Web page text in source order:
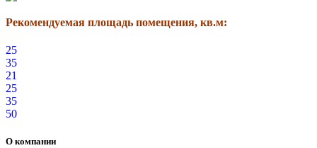
Рекомендуемая площадь помещения, кв.м:
25
35
21
25
35
50
О компании